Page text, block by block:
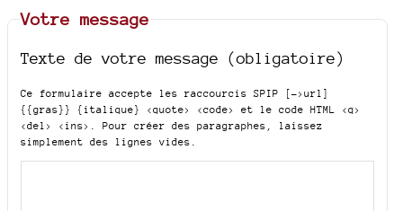
Votre message
Texte de votre message (obligatoire)
Ce formulaire accepte les raccourcis SPIP
[->url]
{{gras}} {italique} <quote> <code>
et le code HTML <q>
<del> <ins>
. Pour créer des paragraphes, laissez
simplement des lignes vides.